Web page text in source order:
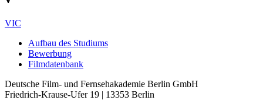
VIC
Auf­bau des Stu­di­ums
Bewer­bung
Film­da­ten­bank
Deutsche Film- und Fernseh­akademie Berlin GmbH
Friedrich-Krause-Ufer 19 | 13353 Berlin